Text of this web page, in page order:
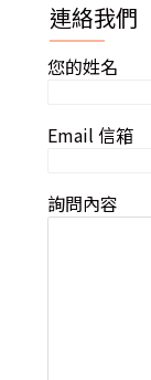
連絡我們
您的姓名
Email 信箱
詢問內容